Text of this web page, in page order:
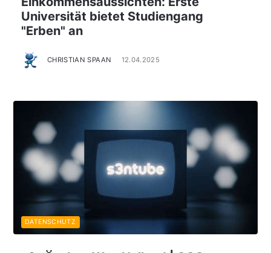
Universität bietet Studiengang
"Erben" an
CHRISTIAN SPAAN 12.04.2025
DATENSCHUTZ